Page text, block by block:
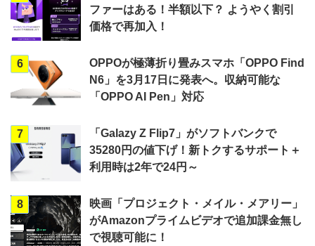
ファーはある！半額以下？ ようやく割引
価格で再加入！
6
OPPOが極薄折り畳みスマホ「OPPO Find
N6」を3月17日に発表へ。収納可能な
「OPPO AI Pen」対応
7
「Galazy Z Flip7」がソフトバンクで
35280円の値下げ！新トクするサポート＋
利用時は2年で24円～
8
映画「プロジェクト・メイル・メアリー」
がAmazonプライムビデオで追加課金無し
で視聴可能に！